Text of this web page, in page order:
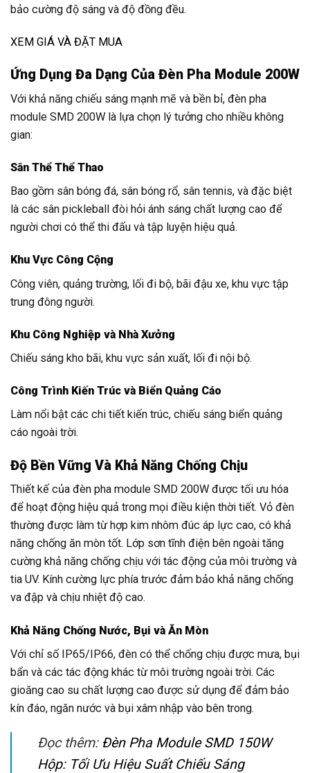
bảo cường độ sáng và độ đồng đều.
XEM GIÁ VÀ ĐẶT MUA
Ứng Dụng Đa Dạng Của Đèn Pha Module 200W
Với khả năng chiếu sáng mạnh mẽ và bền bỉ, đèn pha
module SMD 200W là lựa chọn lý tưởng cho nhiều không
gian:
Sân Thể Thể Thao
Bao gồm sân bóng đá, sân bóng rổ, sân tennis, và đặc biệt
là các sân pickleball đòi hỏi ánh sáng chất lượng cao để
người chơi có thể thi đấu và tập luyện hiệu quả.
Khu Vực Công Cộng
Công viên, quảng trường, lối đi bộ, bãi đậu xe, khu vực tập
trung đông người.
Khu Công Nghiệp và Nhà Xưởng
Chiếu sáng kho bãi, khu vực sản xuất, lối đi nội bộ.
Công Trình Kiến Trúc và Biển Quảng Cáo
Làm nổi bật các chi tiết kiến trúc, chiếu sáng biển quảng
cáo ngoài trời.
Độ Bền Vững Và Khả Năng Chống Chịu
Thiết kế của đèn pha module SMD 200W được tối ưu hóa
để hoạt động hiệu quả trong mọi điều kiện thời tiết. Vỏ đèn
thường được làm từ hợp kim nhôm đúc áp lực cao, có khả
năng chống ăn mòn tốt. Lớp sơn tĩnh điện bên ngoài tăng
cường khả năng chống chịu với tác động của môi trường và
tia UV. Kính cường lực phía trước đảm bảo khả năng chống
va đập và chịu nhiệt độ cao.
Khả Năng Chống Nước, Bụi và Ăn Mòn
Với chỉ số IP65/IP66, đèn có thể chống chịu được mưa, bụi
bẩn và các tác động khác từ môi trường ngoài trời. Các
gioăng cao su chất lượng cao được sử dụng để đảm bảo
kín đáo, ngăn nước và bụi xâm nhập vào bên trong.
Đọc thêm: Đèn Pha Module SMD 150W
Hộp: Tối Ưu Hiệu Suất Chiếu Sáng